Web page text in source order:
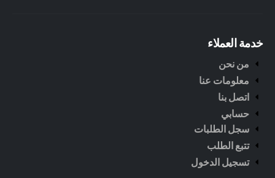
خدمة العملاء
من نحن
معلومات عنا
اتصل بنا
حسابي
سجل الطلبات
تتبع الطلب
تسجيل الدخول